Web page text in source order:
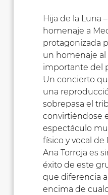
Hija de la Luna
homenaje a
protagonizada
un homenaje
importante del
Un concierto
una
sobrepasa el
convirtiéndose
espectáculo
físico y vocal de
Ana Torroja es
éxito de este
que diferencia
encima de